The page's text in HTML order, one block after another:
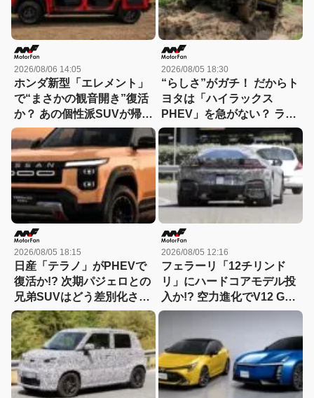
2026/08/06 14:05
ホンダ新型「エレメント」
で“まさかの観音開き”復活
か？ あの個性派SUVが帰っ
てくる可能性
2026/08/05 18:30
“らしさ”がガチ！ だからト
ヨタは「ハイラックス
PHEV」を急がない？ ライ
バルとは異なる電動化戦略
を読み解く
2026/08/05 18:15
日産「テラノ」がPHEVで
復活か!? 次期パジェロとの
兄弟SUVはどう差別化され
る？
2026/08/05 12:16
フェラーリ「12チリンド
リ」にハードコアモデル投
入か!? 空力進化でV12 GT
は新たな領域へ